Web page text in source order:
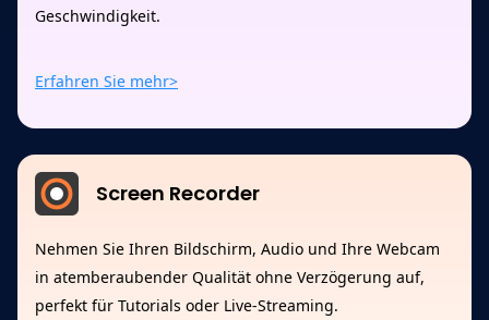
Geschwindigkeit.
Erfahren Sie mehr>
Screen Recorder
Nehmen Sie Ihren Bildschirm, Audio und Ihre Webcam
in atemberaubender Qualität ohne Verzögerung auf,
perfekt für Tutorials oder Live-Streaming.